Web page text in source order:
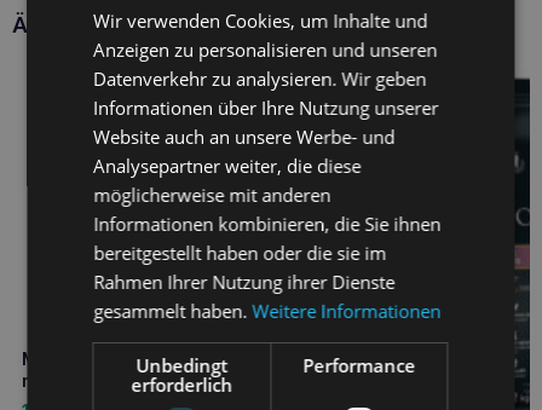
Ähnliche Produkte
MR. BANDIT Crunchy Pockets
mit Thunfisch und Garnelen 40g
Wir verwenden Cookies, um Inhalte und
Anzeigen zu personalisieren und unseren
Datenverkehr zu analysieren. Wir geben
Informationen über Ihre Nutzung unserer
Website auch an unsere Werbe- und
Analysepartner weiter, die diese
möglicherweise mit anderen
Informationen kombinieren, die Sie ihnen
bereitgestellt haben oder die sie im
Rahmen Ihrer Nutzung ihrer Dienste
gesammelt haben.Weitere Informationen
Unbedingt
erforderlich
Performance